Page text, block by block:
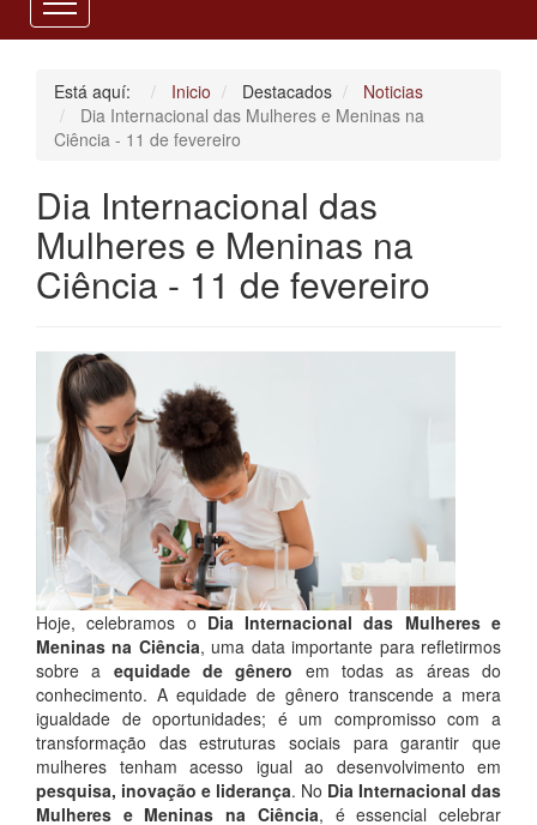
Está aquí: Inicio Destacados
Noticias
Dia Internacional das Mulheres e Meninas na
Ciência - 11 de fevereiro
Dia Internacional das
Mulheres e Meninas na
Ciência - 11 de fevereiro
Hoje, celebramos o Dia Internacional das Mulheres e
Meninas na Ciência, uma data importante para refletirmos
sobre a equidade de gênero em todas as áreas do
conhecimento. A equidade de gênero transcende a mera
igualdade de oportunidades; é um compromisso com a
transformação das estruturas sociais para garantir que
mulheres tenham acesso igual ao desenvolvimento em
pesquisa, inovação e liderança. No Dia Internacional das
Mulheres e Meninas na Ciência, é essencial celebrar